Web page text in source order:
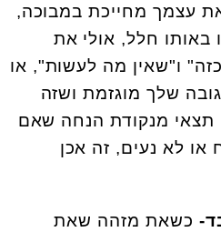
עצמך מחייכת במבוכה,
באותו חלל, אולי את
ו"שאין מה לעשות", או
שלך מוגזמת ושזה
מנקודת הנחה שאם
או לא נעים, זה אכן
כשאת מזהה שאת